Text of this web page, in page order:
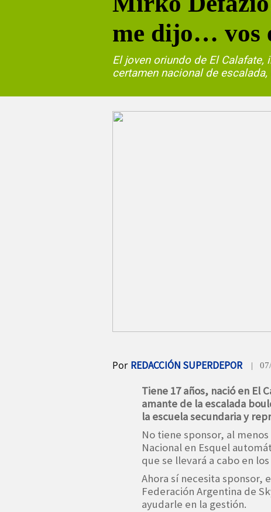
me dijo… vos
El joven oriundo de El Calafate,
certamen nacional de
Por REDACCIÓN SUPERDEPOR | 07/
Tiene 17 años, nació en El
amante de la escalada
la escuela secundaria y
No tiene sponsor, al
Nacional en Esquel
que se llevará a cabo en
Ahora sí necesita sponsor,
Federación Argentina de
ayudarle en la gestión.